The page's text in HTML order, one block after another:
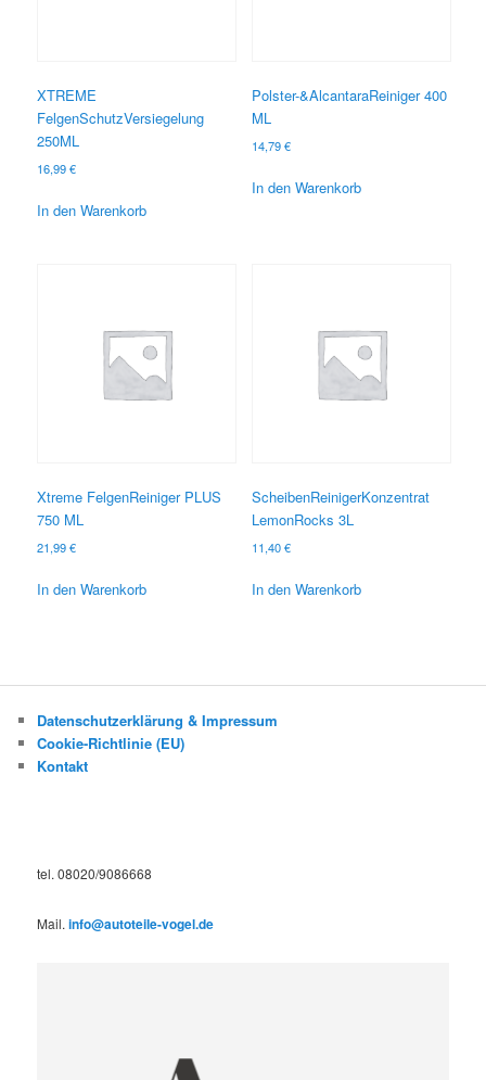
XTREME
FelgenSchutzVersiegelung
250ML
16,99€
In den Warenkorb
Polster-&AlcantaraReiniger 400
ML
14,79€
In den Warenkorb
Xtreme FelgenReiniger PLUS
750 ML
21,99€
In den Warenkorb
ScheibenReinigerKonzentrat
LemonRocks 3L
11,40€
In den Warenkorb
Datenschutzerklärung & Impressum
Cookie-Richtlinie (EU)
Kontakt
tel. 08020/9086668
Mail.info@autoteile-vogel.de